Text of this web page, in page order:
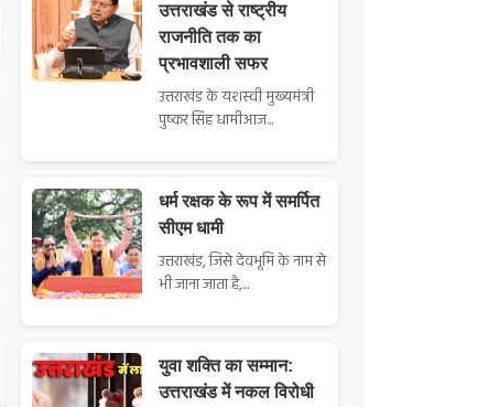
उत्तराखंड से राष्ट्रीय
राजनीति तक का
प्रभावशाली सफर
उत्तराखंड के यशस्वी मुख्यमंत्री
पुष्कर सिंह धामीआज...
धर्म रक्षक के रूप में समर्पित
सीएम धामी
उत्तराखंड, जिसे देवभूमि के नाम से
भी जाना जाता है,...
युवा शक्ति का सम्मान:
उत्तराखंड में नकल विरोधी